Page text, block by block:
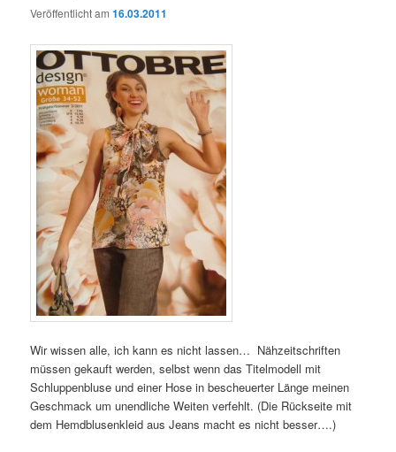
Veröffentlicht am16.03.2011
Wir wissen alle, ich kann es nicht lassen… Nähzeitschriften
müssen gekauft werden, selbst wenn das Titelmodell mit
Schluppenbluse und einer Hose in bescheuerter Länge meinen
Geschmack um unendliche Weiten verfehlt. (Die Rückseite mit
dem Hemdblusenkleid aus Jeans macht es nicht besser….)